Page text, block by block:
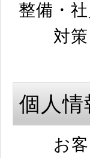
整備・
対策を
個人情
お客さ